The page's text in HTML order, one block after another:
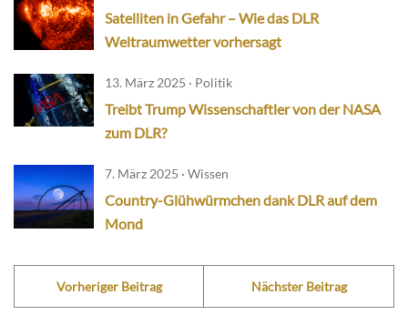
Satelliten in Gefahr – Wie das DLR
Weltraumwetter vorhersagt
13. März 2025 · Politik
Treibt Trump Wissenschaftler von der NASA
zum DLR?
7. März 2025 · Wissen
Country-Glühwürmchen dank DLR auf dem
Mond
Vorheriger Beitrag Nächster Beitrag